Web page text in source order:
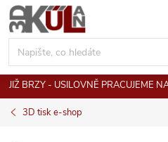
Přejít
na
obsah
JIŽ BRZY - USILOVNĚ PRACUJEME
3D tisk e-shop